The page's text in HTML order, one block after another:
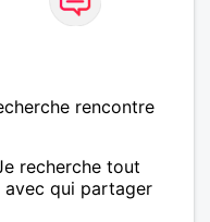
rencontre
recherche tout
avec qui partager